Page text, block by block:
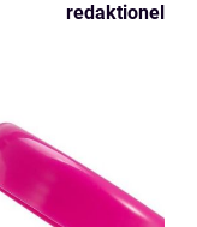
redaktionel